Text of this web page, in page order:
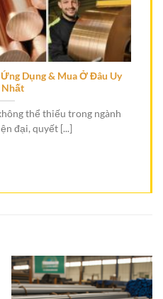
Dụng & Mua Ở Đâu Uy
Nhất
thể thiếu trong ngành
đại, quyết [...]